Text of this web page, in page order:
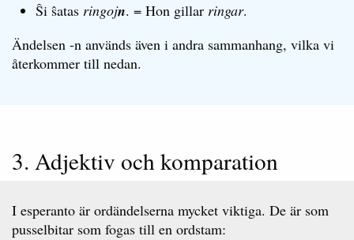
Ŝi ŝatas ringojn. = Hon gillar ringar.
Ändelsen -n används även i andra sammanhang, vilka vi
återkommer till nedan.
3. Adjektiv och komparation
I esperanto är ordändelserna mycket viktiga. De är som
pusselbitar som fogas till en ordstam: